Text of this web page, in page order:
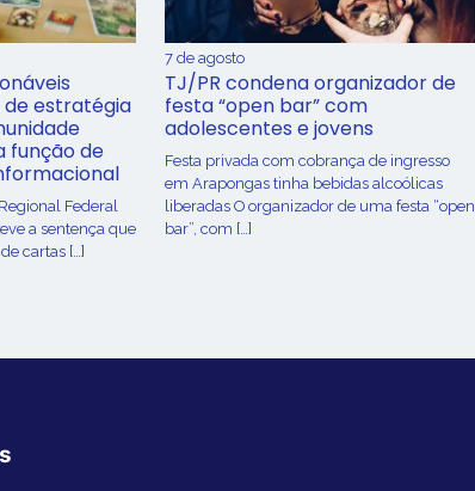
de estratégia
função de
Federal
a sentença que
cartas […]
7 de agosto
TJ/PR condena organizador de
festa “open bar” com
adolescentes e jovens
Festa privada com cobrança de ingresso
em Arapongas tinha bebidas alcoólicas
liberadas O organizador de uma festa “open
bar”, com […]